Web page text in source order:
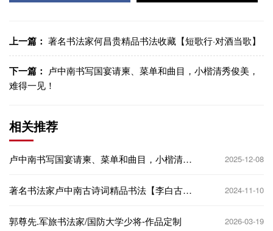
上一篇： 著名书法家何昌贵精品书法收藏【短歌行·对酒当歌】
下一篇： 卢中南书写国宴请柬、菜单和曲目，小楷清秀俊美，
难得一见！
相关推荐
卢中南书写国宴请柬、菜单和曲目，小楷清秀
2025-12-08
著名书法家卢中南古诗词精品书法【李白古风
2024-11-10
郭尊先.军旅书法家/国防大学少将-作品定制 2026-03-19